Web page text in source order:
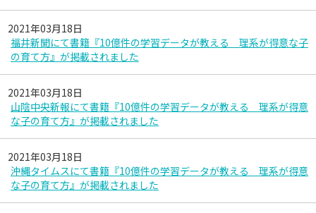
2021年03月18日
福井新聞にて書籍『10億件の学習データが教える 理系が得意な子
の育て方』が掲載されました
2021年03月18日
山陰中央新報にて書籍『10億件の学習データが教える 理系が得意
な子の育て方』が掲載されました
2021年03月18日
沖縄タイムスにて書籍『10億件の学習データが教える 理系が得意
な子の育て方』が掲載されました